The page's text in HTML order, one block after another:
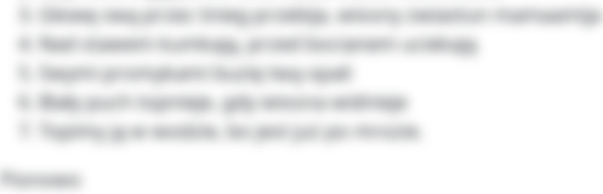
Głowę swą przez śnieg przebija, wiosny zwiastun mamaamija
Nad stawem kumkają, przed bocianem uciekają
Swymi promykami buzię twą opali
Biały puch topnieje, gdy wiosna widnieje
Topimy ją w wodzie, bo jest już po mrozie.
Pionowo